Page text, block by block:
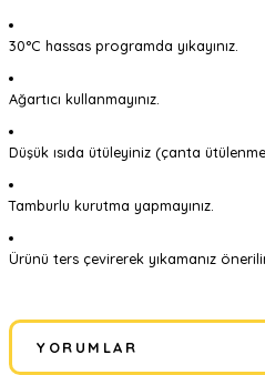
30°C hassas programda yıkayınız.
Ağartıcı kullanmayınız.
Düşük ısıda ütüleyiniz (çanta
Tamburlu kurutma yapmayınız.
Ürünü ters çevirerek yıkamanız
YORUMLAR